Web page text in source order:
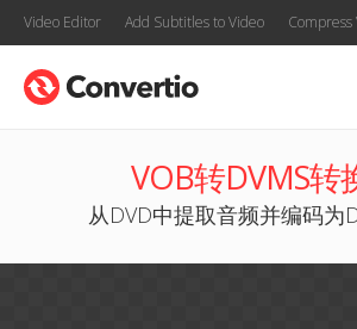
Video Editor Add Subtitles to Video Compress
VOB转DVMS转
从DVD中提取音频并编码为